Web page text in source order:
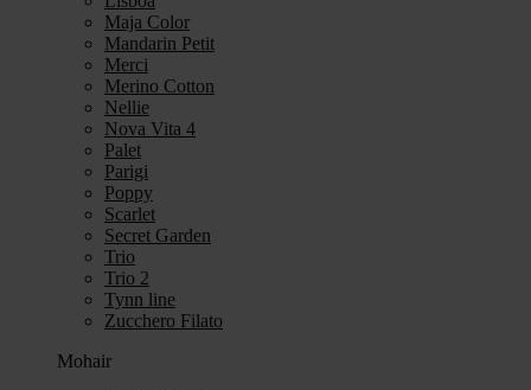
Maja Color
Mandarin Petit
Merci
Merino Cotton
Nellie
Nova Vita 4
Palet
Parigi
Poppy
Scarlet
Secret Garden
Trio
Trio 2
Tynn line
Zucchero Filato
Mohair